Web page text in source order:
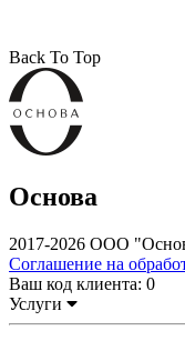
Back To Top
Основа
2017-2026 ООО
Соглашение на
Ваш код клиента: 0
Услуги